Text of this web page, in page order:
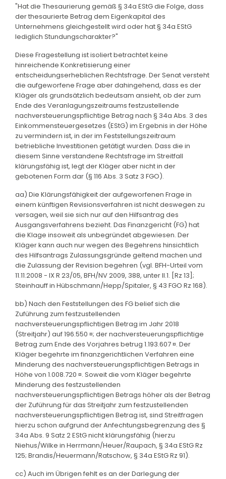
"Hat die Thesaurierung gemäß § 34a EStG die Folge, dass
der thesaurierte Betrag dem Eigenkapital des
Unternehmens gleichgestellt wird oder hat § 34a EStG
lediglich Stundungscharakter?"
Diese Fragestellung ist isoliert betrachtet keine
hinreichende Konkretisierung einer
entscheidungserheblichen Rechtsfrage. Der Senat versteht
die aufgeworfene Frage aber dahingehend, dass es der
Kläger als grundsätzlich bedeutsam ansieht, ob der zum
Ende des Veranlagungszeitraums festzustellende
nachversteuerungspflichtige Betrag nach § 34a Abs. 3 des
Einkommensteuergesetzes (EStG) im Ergebnis in der Höhe
zu vermindern ist, in der im Feststellungszeitraum
betriebliche Investitionen getätigt wurden. Dass die in
diesem Sinne verstandene Rechtsfrage im Streitfall
klärungsfähig ist, legt der Kläger aber nicht in der
gebotenen Form dar (§ 116 Abs. 3 Satz 3 FGO).
aa) Die Klärungsfähigkeit der aufgeworfenen Frage in
einem künftigen Revisionsverfahren ist nicht deswegen zu
versagen, weil sie sich nur auf den Hilfsantrag des
Ausgangsverfahrens bezieht. Das Finanzgericht (FG) hat
die Klage insoweit als unbegründet abgewiesen. Der
Kläger kann auch nur wegen des Begehrens hinsichtlich
des Hilfsantrags Zulassungsgründe geltend machen und
die Zulassung der Revision begehren (vgl. BFH-Urteil vom
11.11.2008 - IX R 23/05, BFH/NV 2009, 388, unter II.1. [Rz 13];
Steinhauff in Hübschmann/Hepp/Spitaler, § 43 FGO Rz 168).
bb) Nach den Feststellungen des FG belief sich die
Zuführung zum festzustellenden
nachversteuerungspflichtigen Betrag im Jahr 2018
(Streitjahr) auf 196.550 ¤; der nachversteuerungspflichtige
Betrag zum Ende des Vorjahres betrug 1.193.607 ¤. Der
Kläger begehrte im finanzgerichtlichen Verfahren eine
Minderung des nachversteuerungspflichtigen Betrags in
Höhe von 1.008.720 ¤. Soweit die vom Kläger begehrte
Minderung des festzustellenden
nachversteuerungspflichtigen Betrags höher als der Betrag
der Zuführung für das Streitjahr zum festzustellenden
nachversteuerungspflichtigen Betrag ist, sind Streitfragen
hierzu schon aufgrund der Anfechtungsbegrenzung des §
34a Abs. 9 Satz 2 EStG nicht klärungsfähig (hierzu
Niehus/Wilke in Herrmann/Heuer/Raupach, § 34a EStG Rz
125; Brandis/Heuermann/Ratschow, § 34a EStG Rz 91).
cc) Auch im Übrigen fehlt es an der Darlegung der